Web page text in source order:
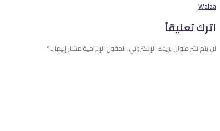
Walaa
اترك تعليقاً
لن يتم نشر عنوان بريدك الإلكتروني. الحقول الإلزامية مشار إليها بـ*